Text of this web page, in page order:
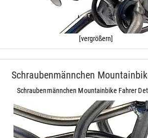
[vergrößern]
Schraubenmännchen
Schraubenmännchen Mountainbike Fahrer